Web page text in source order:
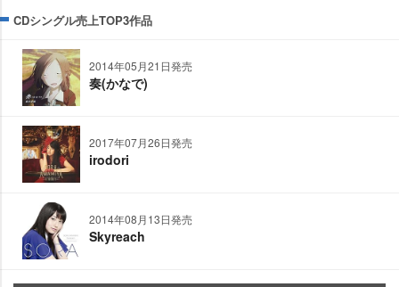
CDシングル売上TOP3作品
2014年05月21日発売
奏(かなで)
2017年07月26日発売
irodori
2014年08月13日発売
Skyreach